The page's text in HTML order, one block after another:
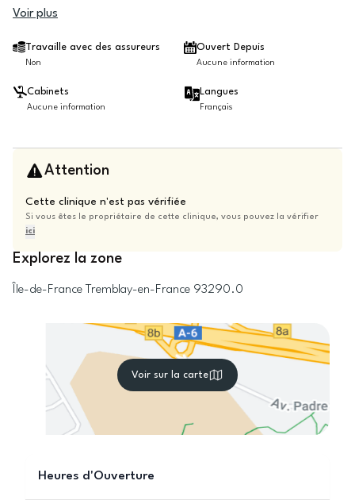
Voir plus
Travaille avec des assureurs
Non
Ouvert Depuis
Aucune information
Cabinets
Aucune information
Langues
Français
Attention
Cette clinique n'est pas vérifiée
Si vous êtes le propriétaire de cette clinique, vous pouvez la vérifier
ici
Explorez la zone
Île-de-France Tremblay-en-France 93290.0
Voir sur la carte
Heures d'Ouverture